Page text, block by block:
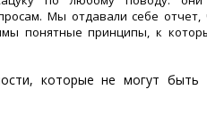
Мы отдавали себе отчет,
понятные принципы, к
которые не могут быть